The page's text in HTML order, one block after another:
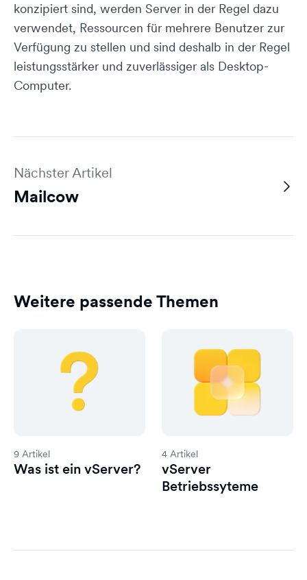
konzipiert sind, werden Server in der Regel dazu
verwendet, Ressourcen für mehrere Benutzer zur
Verfügung zu stellen und sind deshalb in der Regel
leistungsstärker und zuverlässiger als Desktop-
Computer.
Nächster Artikel
Mailcow
Weitere passende Themen
9 Artikel
Was ist ein vServer?
4 Artikel
vServer
Betriebssyteme